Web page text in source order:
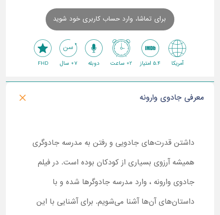
برای تماشا، وارد حساب کاربری خود شوید
آمریکا 5.4 امتیاز 2+ ساعت دوبله 7+ سال FHD
معرفی جادوی وارونه
داشتن قدرت‌های جادویی و رفتن به مدرسه جادوگری
همیشه آرزوی بسیاری از کودکان بوده است. در فیلم
جادوی وارونه ، وارد مدرسه جادوگرها شده و با
داستان‌های آن‌ها آشنا می‌شویم. برای آشنایی با این